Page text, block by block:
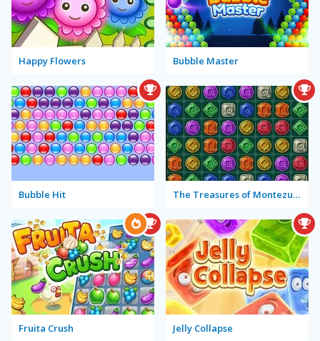
Happy Flowers Bubble Master
Bubble Hit The Treasures of Montezuma 2
Fruita Crush Jelly Collapse